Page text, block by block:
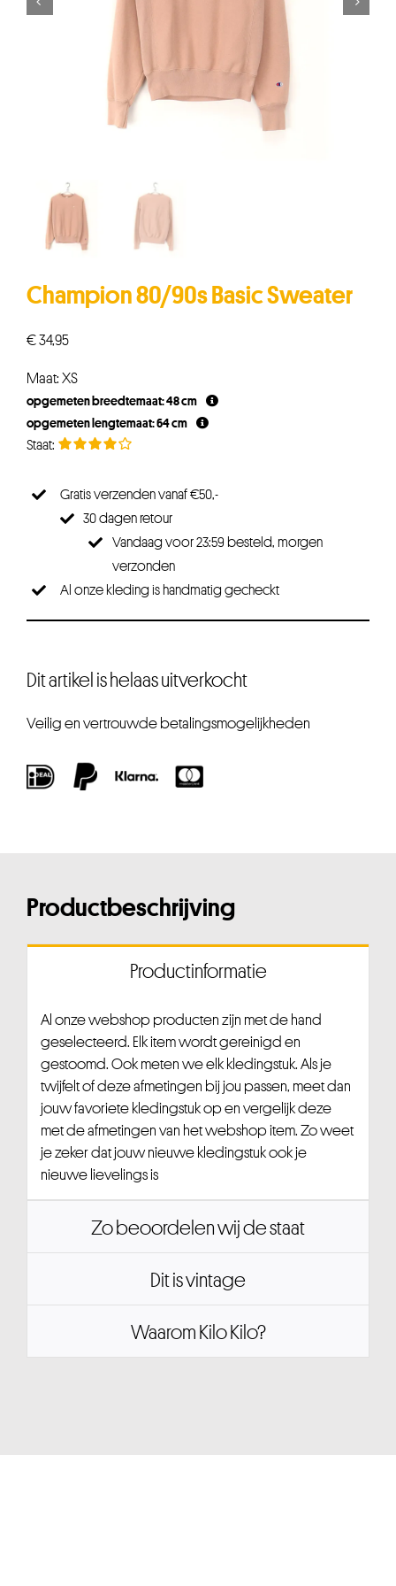
Champion 80/90s Basic Sweater
€34,95
Maat: XS
opgemeten breedtemaat: 48 cm
opgemeten lengtemaat: 64 cm
Gratis verzenden vanaf €50,-
30 dagen retour
Vandaag voor 23:59 besteld, morgen
verzonden
Al onze kleding is handmatig gecheckt
Dit artikel is helaas uitverkocht
Veilig en vertrouwde betalingsmogelijkheden
Productbeschrijving
Productinformatie
Al onze webshop producten zijn met de hand
geselecteerd. Elk item wordt gereinigd en
gestoomd. Ook meten we elk kledingstuk. Als je
twijfelt of deze afmetingen bij jou passen, meet dan
jouw favoriete kledingstuk op en vergelijk deze
met de afmetingen van het webshop item. Zo weet
je zeker dat jouw nieuwe kledingstuk ook je
nieuwe lievelings is
Zo beoordelen wij de staat
Dit is vintage
Waarom Kilo Kilo?